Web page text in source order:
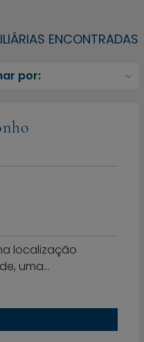
ENCONTRADAS
localização
uma…